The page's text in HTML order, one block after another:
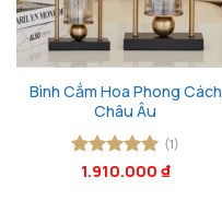
Bình Cắm Hoa Phong Cách
Châu Âu
Được xếp
(1)
1.910.000 ₫